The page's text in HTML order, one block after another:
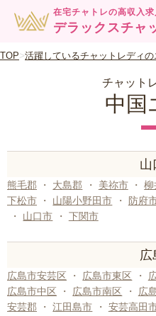
在宅チャトレの高収入
デラックスチャ
TOP 活躍しているチャットレディ
チャット
中国
山
熊毛郡 ・ 大島郡 ・ 美祢市 ・ 柳
下松市
・ 山陽小野田市 ・ 防府
・
山口市 ・ 下関市
広
広島市安芸区 ・ 広島市東区 ・
広島市中区
・ 広島市南区 ・ 広
安芸郡
・ 江田島市 ・ 安芸高田